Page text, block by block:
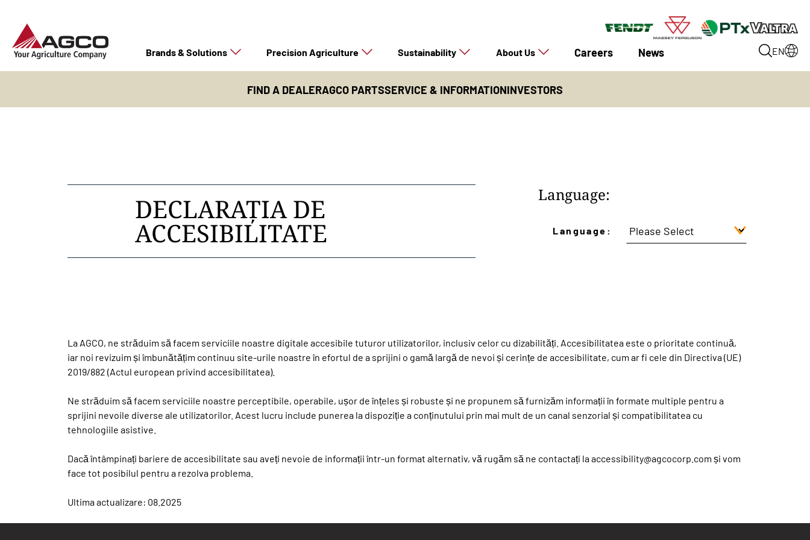
Brands & Solutions Precision Agriculture Sustainability About Us Careers News
FIND A DEALERAGCO PARTSSERVICE & INFORMATIONINVESTORS
EN
DECLARAȚIA DE
ACCESIBILITATE
Language:
Language:
La AGCO, ne străduim să facem serviciile noastre digitale accesibile tuturor utilizatorilor, inclusiv celor cu dizabilități. Accesibilitatea este o prioritate continuă,
iar noi revizuim și îmbunătățim continuu site-urile noastre în efortul de a sprijini o gamă largă de nevoi și cerințe de accesibilitate, cum ar fi cele din Directiva (UE)
2019/882 (Actul european privind accesibilitatea).
Ne străduim să facem serviciile noastre perceptibile, operabile, ușor de înțeles și robuste și ne propunem să furnizăm informații în formate multiple pentru a
sprijini nevoile diverse ale utilizatorilor. Acest lucru include punerea la dispoziție a conținutului prin mai mult de un canal senzorial și compatibilitatea cu
tehnologiile asistive.
Dacă întâmpinați bariere de accesibilitate sau aveți nevoie de informații într-un format alternativ, vă rugăm să ne contactați la accessibility@agcocorp.com și vom
face tot posibilul pentru a rezolva problema.
Ultima actualizare: 08.2025